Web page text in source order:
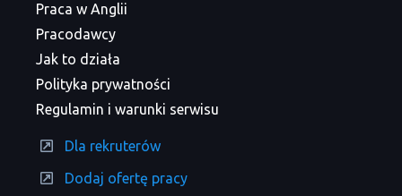
Praca w Anglii
Pracodawcy
Jak to działa
Polityka prywatności
Regulamin i warunki serwisu
Dla rekruterów
Dodaj ofertę pracy